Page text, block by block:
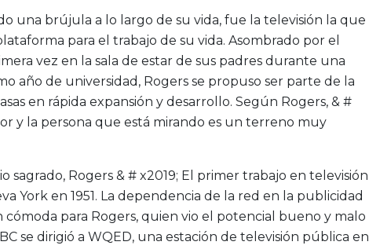
una brújula a lo largo de su vida, fue la televisión la que
para el trabajo de su vida. Asombrado por el
vez en la sala de estar de sus padres durante una
año de universidad, Rogers se propuso ser parte de la
en rápida expansión y desarrollo. Según Rogers, & #
y la persona que está mirando es un terreno muy
sagrado, Rogers & # x2019; El primer trabajo en televisión
York en 1951. La dependencia de la red en la publicidad
para Rogers, quien vio el potencial bueno y malo
se dirigió a WQED, una estación de televisión pública en